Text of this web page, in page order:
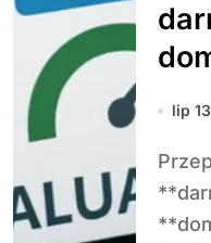
lip
Przeprowadzenie